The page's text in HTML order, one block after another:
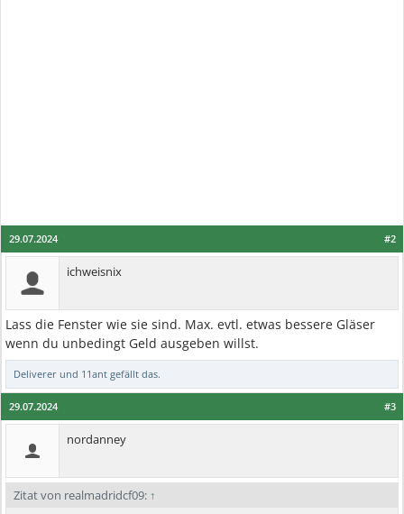
#2
29.07.2024
ichweisnix
Lass die Fenster wie sie sind. Max. evtl. etwas bessere Gläser
wenn du unbedingt Geld ausgeben willst.
Deliverer und 11ant gefällt das.
#3
29.07.2024
nordanney
Zitat von realmadridcf09: ↑